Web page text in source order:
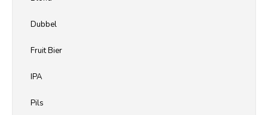
Dubbel
Fruit Bier
IPA
Pils